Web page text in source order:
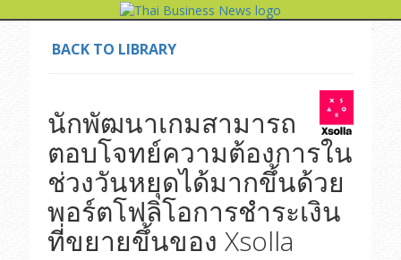
BACK TO LIBRARY
นักพัฒนาเกมสามารถ
ตอบโจทย์ความต้องการใน
ช่วงวันหยุดได้มากขึ้นด้วย
พอร์ตโฟลิโอการชำระเงิน
ที่ขยายขึ้นของ Xsolla